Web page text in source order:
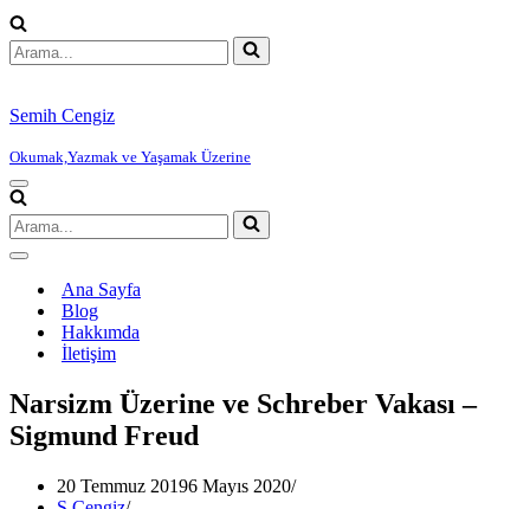
Arama...
Semih Cengiz
Okumak,Yazmak ve Yaşamak Üzerine
Dolaşım
menüsü
Arama...
Dolaşım
menüsüAna Sayfa
Blog
Hakkımda
İletişim
Narsizm Üzerine ve Schreber Vakası –
Sigmund Freud
20 Temmuz 20196 Mayıs 2020